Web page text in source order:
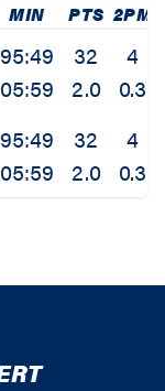
MIN PTS 2PM
95:49
05:59
32
2.0
4
0.3
95:49
05:59
32
2.0
4
0.3